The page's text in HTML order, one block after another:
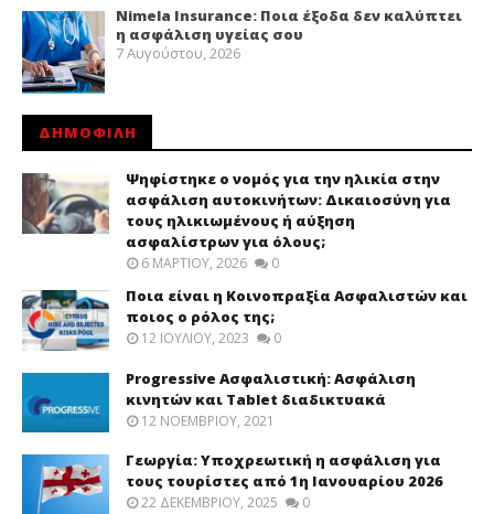
Nimela Insurance: Ποια έξοδα δεν καλύπτει
η ασφάλιση υγείας σου
7 Αυγούστου, 2026
ΔΗΜΟΦΙΛΗ
Ψηφίστηκε ο νομός για την ηλικία στην
ασφάλιση αυτοκινήτων: Δικαιοσύνη για
τους ηλικιωμένους ή αύξηση
ασφαλίστρων για όλους;
6 ΜΑΡΤΊΟΥ, 2026 0
Ποια είναι η Κοινοπραξία Ασφαλιστών και
ποιος ο ρόλος της;
12 ΙΟΥΛΊΟΥ, 2023 0
Progressive Ασφαλιστική: Ασφάλιση
κινητών και Tablet διαδικτυακά
12 ΝΟΕΜΒΡΊΟΥ, 2021
Γεωργία: Υποχρεωτική η ασφάλιση για
τους τουρίστες από 1η Ιανουαρίου 2026
22 ΔΕΚΕΜΒΡΊΟΥ, 2025 0